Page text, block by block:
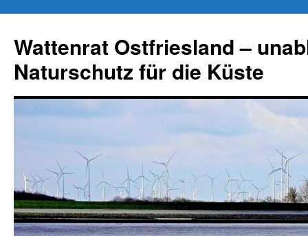
springen
Wattenrat Ostfriesland –
Naturschutz für die Küste